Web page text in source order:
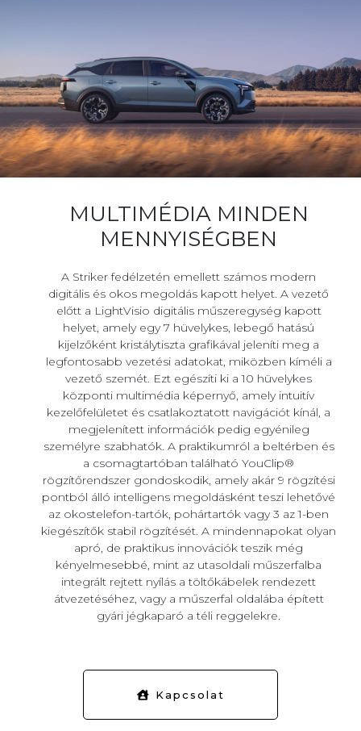
MULTIMÉDIA MINDEN
MENNYISÉGBEN
A Striker fedélzetén emellett számos modern
digitális és okos megoldás kapott helyet. A vezető
előtt a LightVisio digitális műszeregység kapott
helyet, amely egy 7 hüvelykes, lebegő hatású
kijelzőként kristálytiszta grafikával jeleníti meg a
legfontosabb vezetési adatokat, miközben kíméli a
vezető szemét. Ezt egészíti ki a 10 hüvelykes
központi multimédia képernyő, amely intuitív
kezelőfelületet és csatlakoztatott navigációt kínál, a
megjelenített információk pedig egyénileg
személyre szabhatók. A praktikumról a beltérben és
a csomagtartóban található YouClip®
rögzítőrendszer gondoskodik, amely akár 9 rögzítési
pontból álló intelligens megoldásként teszi lehetővé
az okostelefon-tartók, pohártartók vagy 3 az 1-ben
kiegészítők stabil rögzítését. A mindennapokat olyan
apró, de praktikus innovációk teszik még
kényelmesebbé, mint az utasoldali műszerfalba
integrált rejtett nyílás a töltőkábelek rendezett
átvezetéséhez, vagy a műszerfal oldalába épített
gyári jégkaparó a téli reggelekre.
Kapcsolat